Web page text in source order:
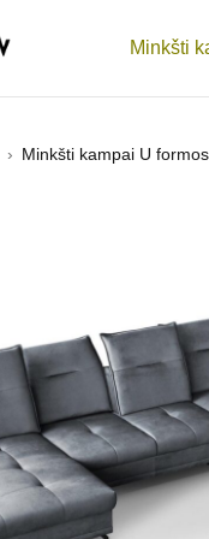
Minkšti
› Minkšti kampai U formos